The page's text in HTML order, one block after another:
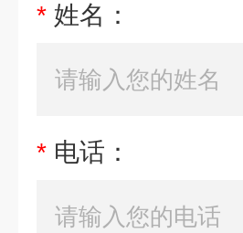
* 姓名：
* 电话：